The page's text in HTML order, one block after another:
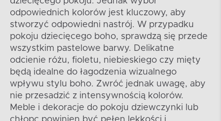
odpowiednich kolorów jest kluczowy, aby
stworzyć odpowiedni nastrój. W przypadku
pokoju dziecięcego boho, sprawdzą się przede
wszystkim pastelowe barwy. Delikatne
odcienie różu, fioletu, niebieskiego czy mięty
będą idealne do łagodzenia wizualnego
wpływu stylu boho. Zwróć jednak uwagę, aby
nie przesadzić z intensywnością kolorów.
Meble i dekoracje do pokoju dziewczynki lub